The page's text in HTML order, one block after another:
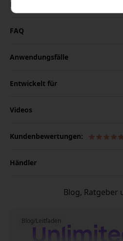
Beschreibung
FAQ
Anwendungsfälle
Entwickelt für
Videos
Kundenbewertungen:
Händler
Blog, Ratgeber
Blog/Leitfaden